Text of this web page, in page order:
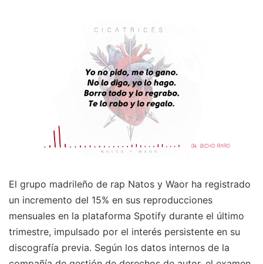
El grupo madrileño de rap Natos y Waor ha registrado
un incremento del 15% en sus reproducciones
mensuales en la plataforma Spotify durante el último
trimestre, impulsado por el interés persistente en su
discografía previa. Según los datos internos de la